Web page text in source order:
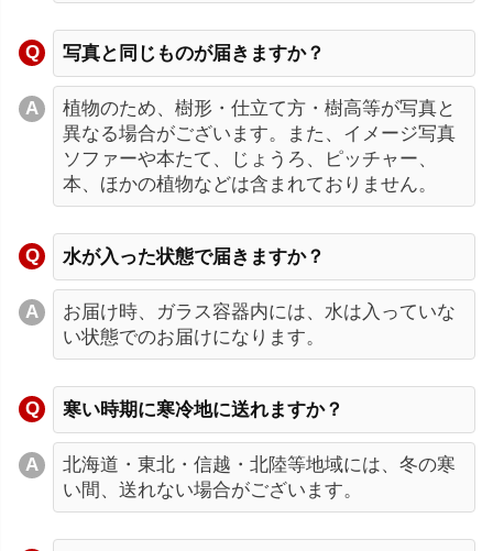
写真と同じものが届きますか？
植物のため、樹形・仕立て方・樹高等が写真と
異なる場合がございます。また、イメージ写真
ソファーや本たて、じょうろ、ピッチャー、
本、ほかの植物などは含まれておりません。
水が入った状態で届きますか？
お届け時、ガラス容器内には、水は入っていな
い状態でのお届けになります。
寒い時期に寒冷地に送れますか？
北海道・東北・信越・北陸等地域には、冬の寒
い間、送れない場合がございます。